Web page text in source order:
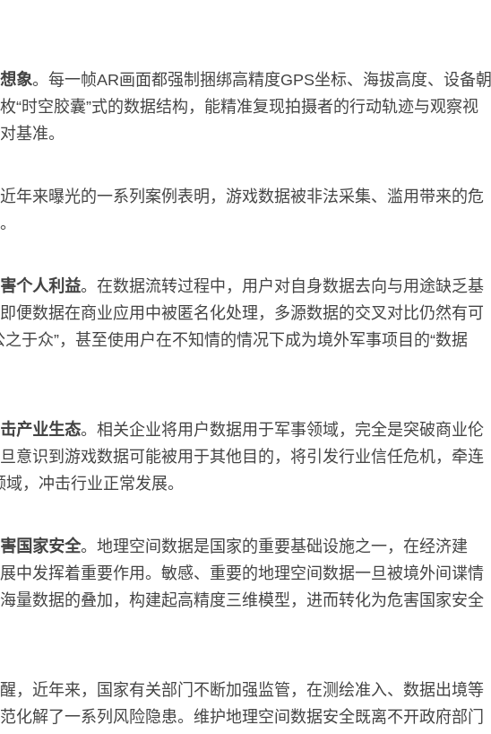
象。每一帧AR画面都强制捆绑高精度GPS坐标、海拔高度、设备朝
“时空胶囊”式的数据结构，能精准复现拍摄者的行动轨迹与观察视
基准。
来曝光的一系列案例表明，游戏数据被非法采集、滥用带来的危
个人利益。在数据流转过程中，用户对自身数据去向与用途缺乏基
便数据在商业应用中被匿名化处理，多源数据的交叉对比仍然有可
于众”，甚至使用户在不知情的情况下成为境外军事项目的“数据
产业生态。相关企业将用户数据用于军事领域，完全是突破商业伦
意识到游戏数据可能被用于其他目的，将引发行业信任危机，牵连
，冲击行业正常发展。
国家安全。地理空间数据是国家的重要基础设施之一，在经济建
中发挥着重要作用。敏感、重要的地理空间数据一旦被境外间谍情
量数据的叠加，构建起高精度三维模型，进而转化为危害国家安全
近年来，国家有关部门不断加强监管，在测绘准入、数据出境等
化解了一系列风险隐患。维护地理空间数据安全既离不开政府部门